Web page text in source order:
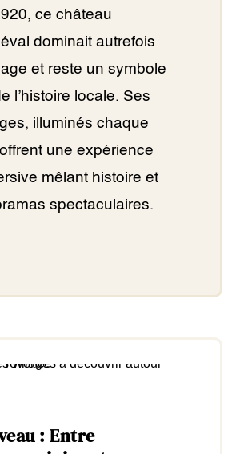
ce château
dominait autrefois
et reste un symbole
l’histoire locale. Ses
illuminés chaque
une expérience
mêlant histoire et
spectaculaires.
: Entre